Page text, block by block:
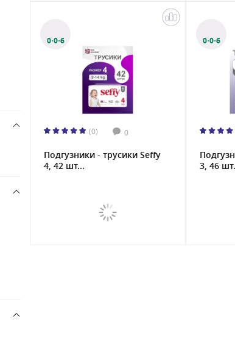
0·0·6
(0) 0
Подгузники - трусики Seffy
4, 42 шт...
0·0·6
3, 46